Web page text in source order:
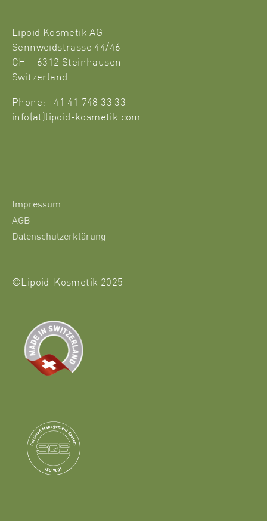
Lipoid Kosmetik AG
Sennweidstrasse 44/46
CH – 6312 Steinhausen
Switzerland
Phone: +41 41 748 33 33
info(at)lipoid-kosmetik.com
Impressum
AGB
Datenschutzerklärung
©Lipoid-Kosmetik 2025